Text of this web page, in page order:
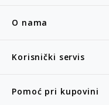
O nama
Korisnički servis
Pomoć pri kupovini